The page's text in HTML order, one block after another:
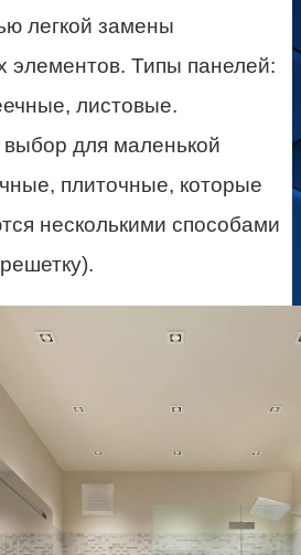
легкой замены
элементов. Типы панелей:
листовые.
для маленькой
плиточные, которые
несколькими способами